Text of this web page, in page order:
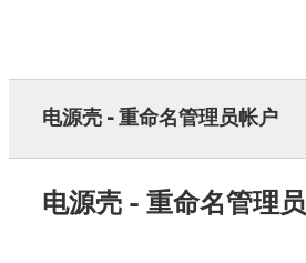
电源壳 - 重命名管理员帐户
电源壳 - 重命名管理